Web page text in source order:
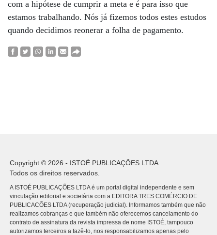
com a hipótese de cumprir a meta e é para isso que
estamos trabalhando. Nós já fizemos todos estes estudos
quando decidimos reonerar a folha de pagamento.
Copyright © 2026 - ISTOÉ PUBLICAÇÕES LTDA
Todos os direitos reservados.
A ISTOÉ PUBLICAÇÕES LTDA é um portal digital independente e sem
vinculação editorial e societária com a EDITORA TRES COMÉRCIO DE
PUBLICACÕES LTDA (recuperação judicial). Informamos também que não
realizamos cobranças e que também não oferecemos cancelamento do
contrato de assinatura da revista impressa de nome ISTOÉ, tampouco
autorizamos terceiros a fazê-lo, nos responsabilizamos apenas pelo